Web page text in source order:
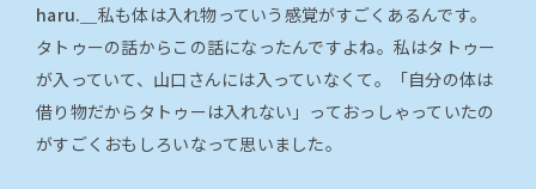
haru.＿ 私も体は入れ物っていう感覚がすごくあるんです。
タトゥーの話からこの話になったんですよね。私はタトゥー
が入っていて、山口さんには入っていなくて。「自分の体は
借り物だからタトゥーは入れない」っておっしゃっていたの
がすごくおもしろいなって思いました。